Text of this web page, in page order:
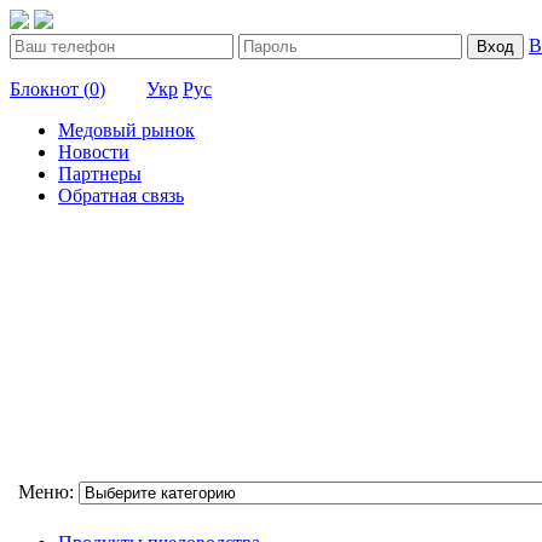
Вход
Блокнот (0) Укр Рус
Медовый рынок
Новости
Партнеры
Обратная связь
Меню: